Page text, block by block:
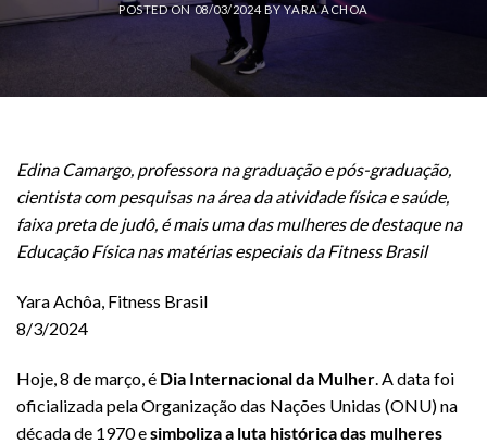
POSTED ON08/03/2024 BYYARA ACHOA
Edina Camargo, professora na graduação e pós-graduação,
cientista com pesquisas na área da atividade física e saúde,
faixa preta de judô, é mais uma das mulheres de destaque na
Educação Física nas matérias especiais da Fitness Brasil
Yara Achôa, Fitness Brasil
8/3/2024
Hoje, 8 de março, é Dia Internacional da Mulher . A data foi
oficializada pela Organização das Nações Unidas (ONU) na
década de 1970 esimboliza a luta histórica das mulheres